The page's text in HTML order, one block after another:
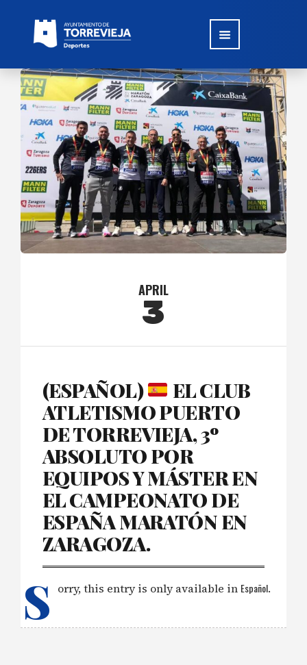
APRIL
3
(ESPAÑOL)
EL CLUB
ATLETISMO PUERTO
DE TORREVIEJA, 3º
ABSOLUTO POR
EQUIPOS Y MÁSTER EN
EL CAMPEONATO DE
ESPAÑA MARATÓN EN
ZARAGOZA.
S orry, this entry is only available in Español.